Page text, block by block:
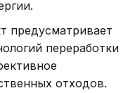
предусматривает
переработки
отходов.